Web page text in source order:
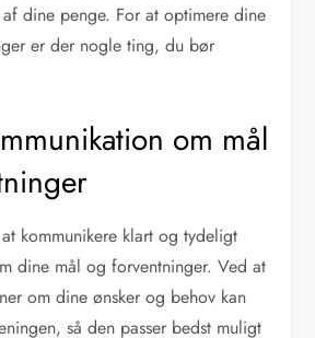
dine penge. For at optimere dine
er der nogle ting, du bør
om mål
kommunikere klart og tydeligt
dine mål og forventninger. Ved at
om dine ønsker og behov kan
så den passer bedst muligt